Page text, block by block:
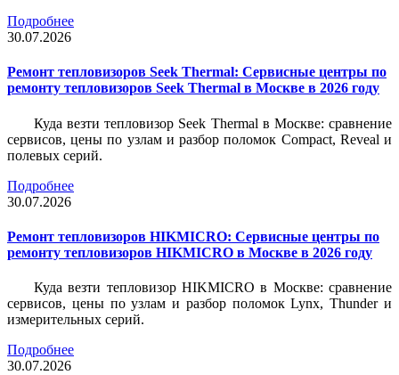
Подробнее
30.07.2026
Ремонт тепловизоров Seek Thermal: Сервисные центры по
ремонту тепловизоров Seek Thermal в Москве в 2026 году
Куда везти тепловизор Seek Thermal в Москве: сравнение
сервисов, цены по узлам и разбор поломок Compact, Reveal и
полевых серий.
Подробнее
30.07.2026
Ремонт тепловизоров HIKMICRO: Сервисные центры по
ремонту тепловизоров HIKMICRO в Москве в 2026 году
Куда везти тепловизор HIKMICRO в Москве: сравнение
сервисов, цены по узлам и разбор поломок Lynx, Thunder и
измерительных серий.
Подробнее
30.07.2026